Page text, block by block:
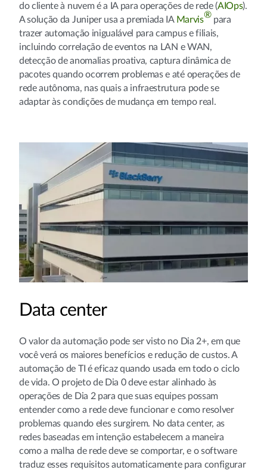
do cliente à nuvem é a IA para operações de rede (AIOps).
A solução da Juniper usa a premiada IA Marvis® para
trazer automação inigualável para campus e filiais,
incluindo correlação de eventos na LAN e WAN,
detecção de anomalias proativa, captura dinâmica de
pacotes quando ocorrem problemas e até operações de
rede autônoma, nas quais a infraestrutura pode se
adaptar às condições de mudança em tempo real.
Data center
O valor da automação pode ser visto no Dia 2+, em que
você verá os maiores benefícios e redução de custos. A
automação de TI é eficaz quando usada em todo o ciclo
de vida. O projeto de Dia 0 deve estar alinhado às
operações de Dia 2 para que suas equipes possam
entender como a rede deve funcionar e como resolver
problemas quando eles surgirem. No data center, as
redes baseadas em intenção estabelecem a maneira
como a malha de rede deve se comportar, e o software
traduz esses requisitos automaticamente para configurar